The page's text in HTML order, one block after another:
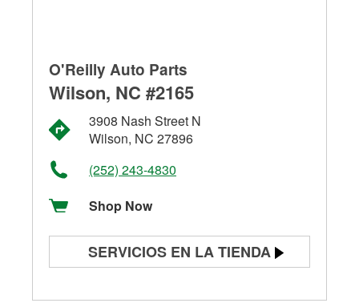
O'Reilly Auto Parts
Wilson, NC #2165
3908 Nash Street N
Wilson, NC 27896
(252) 243-4830
Shop Now
SERVICIOS EN LA TIENDA